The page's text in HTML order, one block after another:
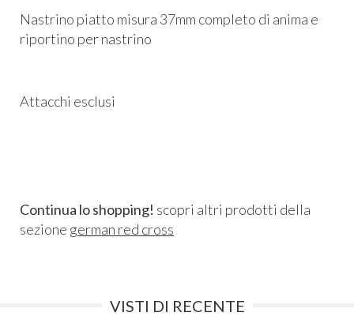
Nastrino piatto misura 37mm completo di anima e
riportino per nastrino
Attacchi esclusi
Continua lo shopping! scopri altri prodotti della
sezione german red cross
VISTI DI RECENTE